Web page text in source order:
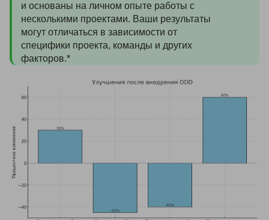
и основаны на личном опыте работы с
несколькими проектами. Ваши результаты
могут отличаться в зависимости от
специфики проекта, команды и других
факторов.*